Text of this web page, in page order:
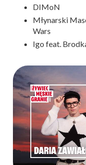
DIMoN
Młynarski
Wars
Igo feat.